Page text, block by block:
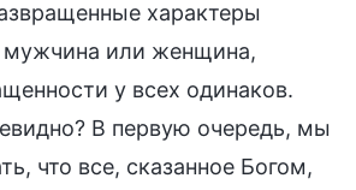
характеры
мужчина или женщина,
у всех одинаков.
В первую очередь, мы
что все, сказанное Богом,